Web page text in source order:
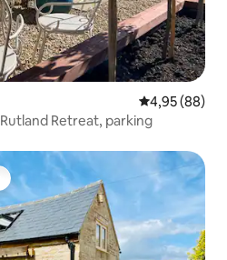
Évaluation
4,95 (88)
Retreat, parking